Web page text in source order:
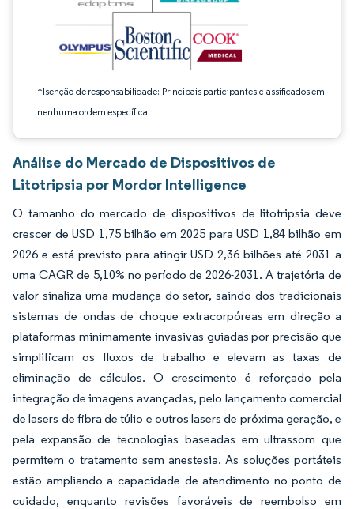
*Isenção de responsabilidade: Principais participantes classificados em
nenhuma ordem específica
Análise do Mercado de Dispositivos de
Litotripsia por Mordor Intelligence
O tamanho do mercado de dispositivos de litotripsia deve
crescer de USD 1,75 bilhão em 2025 para USD 1,84 bilhão em
2026 e está previsto para atingir USD 2,36 bilhões até 2031 a
uma CAGR de 5,10% no período de 2026-2031. A trajetória de
valor sinaliza uma mudança do setor, saindo dos tradicionais
sistemas de ondas de choque extracorpóreas em direção a
plataformas minimamente invasivas guiadas por precisão que
simplificam os fluxos de trabalho e elevam as taxas de
eliminação de cálculos. O crescimento é reforçado pela
integração de imagens avançadas, pelo lançamento comercial
de lasers de fibra de túlio e outros lasers de próxima geração, e
pela expansão de tecnologias baseadas em ultrassom que
permitem o tratamento sem anestesia. As soluções portáteis
estão ampliando a capacidade de atendimento no ponto de
cuidado, enquanto revisões favoráveis de reembolso em